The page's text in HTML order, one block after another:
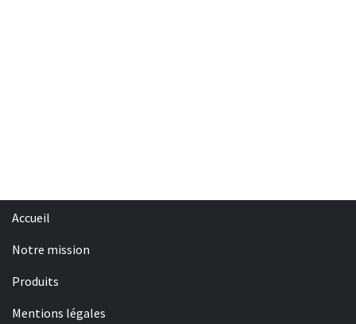
Accueil
Notre mission
Produits
Mentions légales